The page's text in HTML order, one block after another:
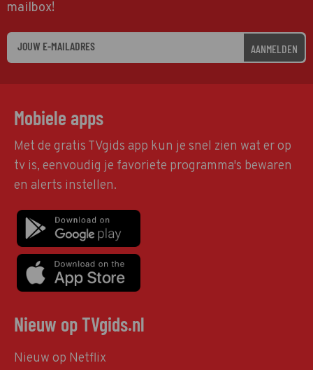
mailbox!
AANMELDEN
Mobiele apps
Met de gratis TVgids app kun je snel zien wat er op
tv is, eenvoudig je favoriete programma's bewaren
en alerts instellen.
Nieuw op TVgids.nl
Nieuw op Netflix